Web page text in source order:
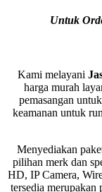
Untuk
Kami melayani
harga murah
pemasangan
keamanan untuk
Menyediakan
pilihan merk dan
HD, IP Camera,
tersedia